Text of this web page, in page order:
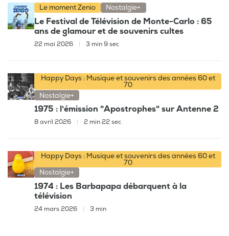
Le moment Zenio Nostalgie+
Le Festival de Télévision de Monte-Carlo : 65
ans de glamour et de souvenirs cultes
22 mai 2026 3 min 9 sec
Happy Days : Musique et souvenirs des années 60 et
70
Nostalgie+
1975 : l'émission "Apostrophes" sur Antenne 2
8 avril 2026 | 2 min 22 sec
Happy Days : Musique et souvenirs des années 60 et
70
Nostalgie+
1974 : Les Barbapapa débarquent à la
télévision
24 mars 2026 3 min